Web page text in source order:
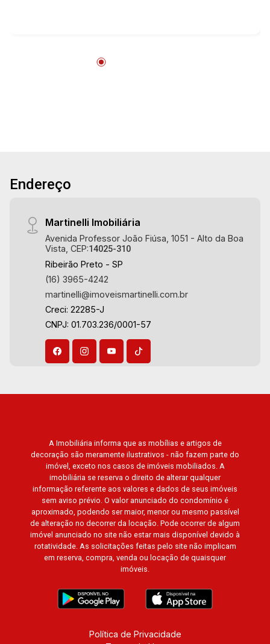
Venda, Locação e Lançamentos! Avenida João
Endereço
Martinelli Imobiliária
Avenida Professor João Fiúsa, 1051 - Alto da Boa
Vista, CEP:14025-310
Ribeirão Preto - SP
(16) 3965-4242
martinelli@imoveismartinelli.com.br
Creci: 22285-J
CNPJ: 01.703.236/0001-57
A Imobiliária informa que as mobílias e artigos de
decoração são meramente ilustrativos - não fazem parte do
imóvel, exceto nos casos de imóveis mobiliados. A
imobiliária se reserva o direito de alterar qualquer
informação referente aos valores e dados de seus imóveis
sem aviso prévio. O valor anunciado do condomínio é
aproximado, podendo ser maior, menor ou mesmo passível
de alteração no decorrer da locação. Pode ocorrer de algum
imóvel anunciado no site não estar mais disponível devido à
rotatividade. As solicitações feitas pelo site não implicam
em reserva, compra, venda ou locação de quaisquer
imóveis.
Política de Privacidade